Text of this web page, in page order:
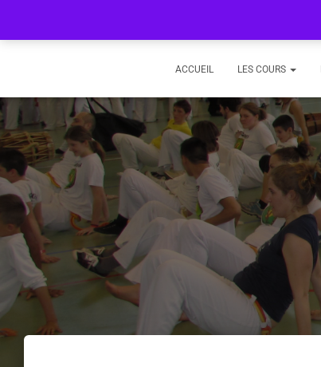
ACCUEIL LES COURS